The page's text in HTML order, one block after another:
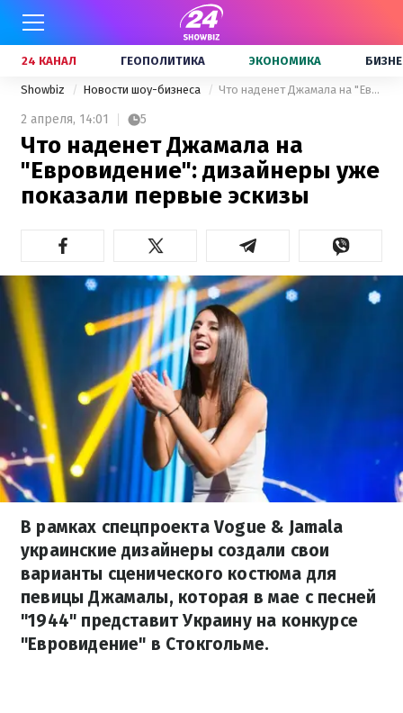
24 КАНАЛ ГЕОПОЛИТИКА ЭКОНОМИКА
Showbiz Новости шоу-бизнеса Что наденет Джамала на "Евровидение": дизайнеры уже показали первые эскизы
2 апреля, 14:01 5
Что наденет Джамала на
"Евровидение": дизайнеры уже
показали первые эскизы
В рамках спецпроекта Vogue & Jamala
украинские дизайнеры создали свои
варианты сценического костюма для
певицы Джамалы, которая в мае с песней
"1944" представит Украину на конкурсе
"Евровидение" в Стокгольме.